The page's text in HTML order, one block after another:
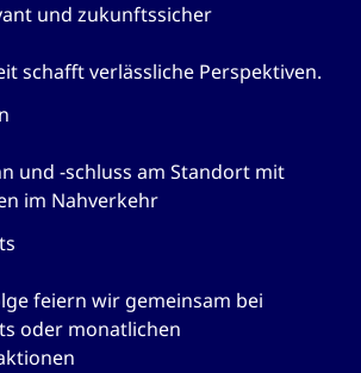
und zukunftssicher
schafft verlässliche Perspektiven.
und -schluss am Standort mit
im Nahverkehr
feiern wir gemeinsam bei
oder monatlichen